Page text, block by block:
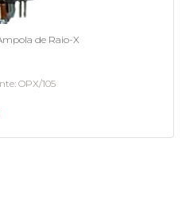
de Raio-X
OPX/105